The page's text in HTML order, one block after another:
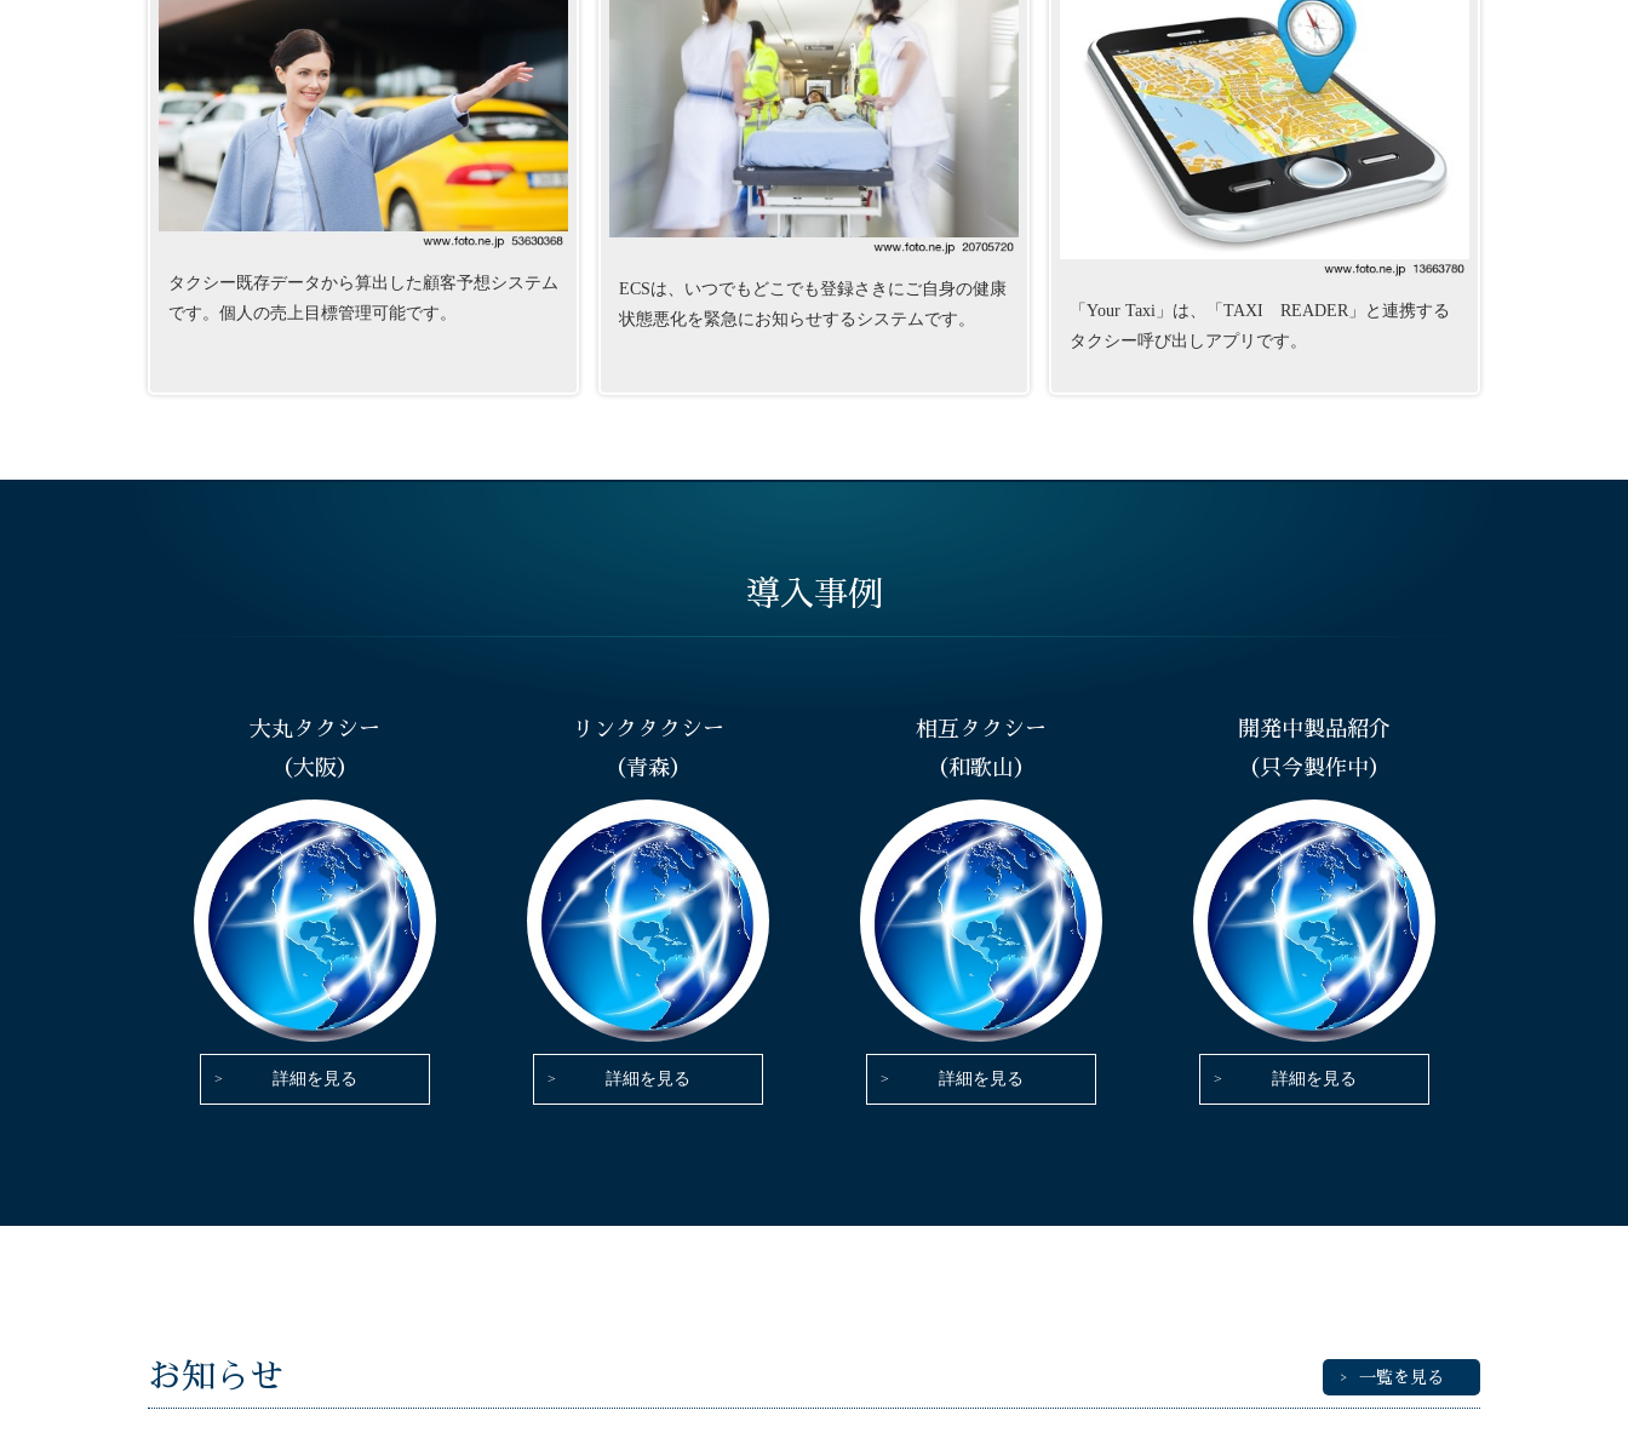
タクシー既存データから算出した顧客予想システム
です。個人の売上目標管理可能です。
ECSは、いつでもどこでも登録さきにご自身の健康
状態悪化を緊急にお知らせするシステムです。
「Your Taxi」は、「TAXI READER」と連携する
タクシー呼び出しアプリです。
導入事例
大丸タクシー
（大阪）
詳細を見る
リンクタクシー
（青森）
詳細を見る
相互タクシー
（和歌山）
詳細を見る
開発中製品紹介
（只今製作中）
詳細を見る
お知らせ 一覧を見る